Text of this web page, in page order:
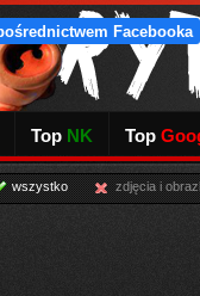
Top NK Top
wszystko zdjęcia i